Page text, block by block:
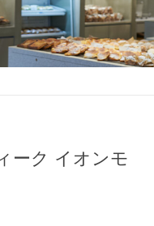
ジ
界の実現のために
ーク イオンモ